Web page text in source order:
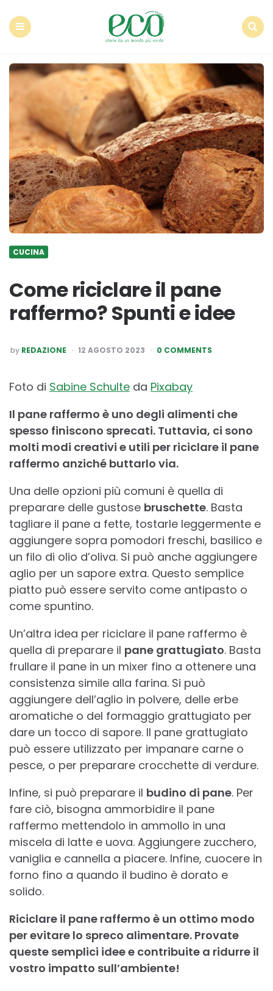
CUCINA
Come riciclare il pane
raffermo? Spunti e idee
POSTED
BY
by REDAZIONE 12 AGOSTO 2023 0 COMMENTS
Foto di Sabine Schulte da Pixabay
Il pane raffermo è uno degli alimenti che
spesso finiscono sprecati. Tuttavia, ci sono
molti modi creativi e utili per riciclare il pane
raffermo anziché buttarlo via.
Una delle opzioni più comuni è quella di
preparare delle gustose bruschette. Basta
tagliare il pane a fette, tostarle leggermente e
aggiungere sopra pomodori freschi, basilico e
un filo di olio d’oliva. Si può anche aggiungere
aglio per un sapore extra. Questo semplice
piatto può essere servito come antipasto o
come spuntino.
Un’altra idea per riciclare il pane raffermo è
quella di preparare il pane grattugiato. Basta
frullare il pane in un mixer fino a ottenere una
consistenza simile alla farina. Si può
aggiungere dell’aglio in polvere, delle erbe
aromatiche o del formaggio grattugiato per
dare un tocco di sapore. Il pane grattugiato
può essere utilizzato per impanare carne o
pesce, o per preparare crocchette di verdure.
Infine, si può preparare il budino di pane. Per
fare ciò, bisogna ammorbidire il pane
raffermo mettendolo in ammollo in una
miscela di latte e uova. Aggiungere zucchero,
vaniglia e cannella a piacere. Infine, cuocere in
forno fino a quando il budino è dorato e
solido.
Riciclare il pane raffermo è un ottimo modo
per evitare lo spreco alimentare. Provate
queste semplici idee e contribuite a ridurre il
vostro impatto sull’ambiente!